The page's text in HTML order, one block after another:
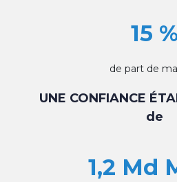
15 %
de part de
UNE CONFIANCE
de
1,2 Md